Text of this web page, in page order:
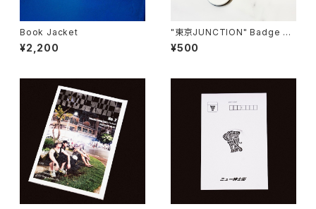
Book Jacket
¥2,200
"東京JUNCTION" Badge Co
llection (Random)
¥500